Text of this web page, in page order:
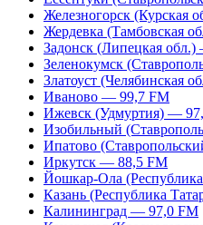
Железногорск (Курская
Жердевка (Тамбовская
Задонск (Липецкая
Зеленокумск
Златоуст (Челябинская
Иваново — 99,7 FM
Ижевск (Удмуртия) —
Изобильный
Ипатово
Иркутск — 88,5 FM
Йошкар-Ола
Казань (Республика
Калининград — 97,0 FM